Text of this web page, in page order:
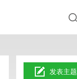
发表主题